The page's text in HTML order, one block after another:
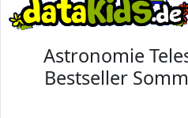
Astronomie
Bestseller